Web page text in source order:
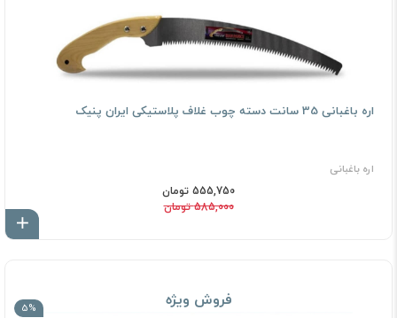
اره باغبانی 35 سانت دسته چوب غلاف پلاستیکی ایران پنیک
اره باغبانی
555,750 تومان
585,000 تومان
فروش ویژه 5%